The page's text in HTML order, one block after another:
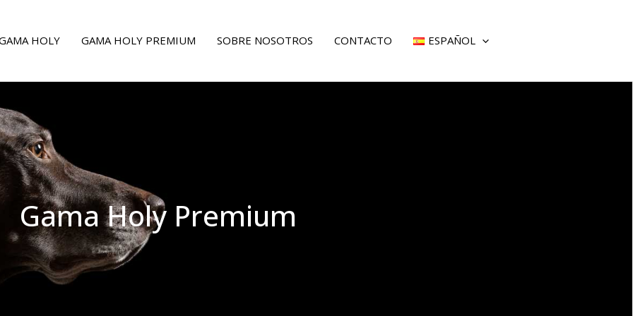
HOLY GAMA HOLY PREMIUM SOBRE NOSOTROS CONTACTO ESPAÑOL
Gama Holy Premium